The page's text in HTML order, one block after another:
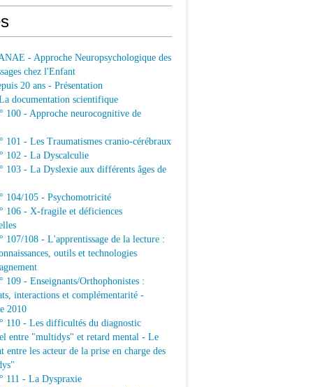
- Approche Neuropsychologique des
chez l'Enfant
20 ans - Présentation
documentation scientifique
100 - Approche neurocognitive de
101 - Les Traumatismes cranio-cérébraux
102 - La Dyscalculie
103 - La Dyslexie aux différents âges de
104/105 - Psychomotricité
106 - X-fragile et déficiences
107/108 - L'apprentissage de la lecture :
outils et technologies
109 - Enseignants/Orthophonistes :
interactions et complémentarité -
2010
110 - Les difficultés du diagnostic
entre "multidys" et retard mental - Le
entre les acteur de la prise en charge des
111 - La Dyspraxie